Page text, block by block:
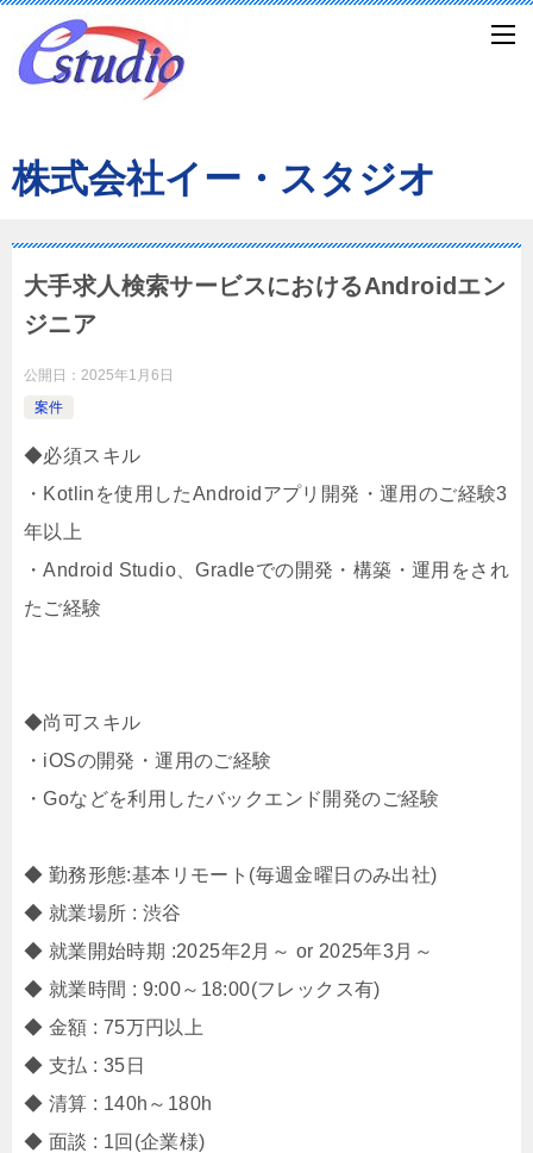
株式会社イー・スタジオ
大手求人検索サービスにおけるAndroidエン
ジニア
公開日： 2025年1月6日
案件
◆必須スキル
・Kotlinを使用したAndroidアプリ開発・運用のご経験3
年以上
・Android Studio、Gradleでの開発・構築・運用をされ
たご経験
◆尚可スキル
・iOSの開発・運用のご経験
・Goなどを利用したバックエンド開発のご経験
◆ 勤務形態:基本リモート(毎週金曜日のみ出社)
◆ 就業場所 : 渋谷
◆ 就業開始時期 :2025年2月～ or 2025年3月～
◆ 就業時間 : 9:00～18:00(フレックス有)
◆ 金額 : 75万円以上
◆ 支払 : 35日
◆ 清算 : 140h～180h
◆ 面談 : 1回(企業様)